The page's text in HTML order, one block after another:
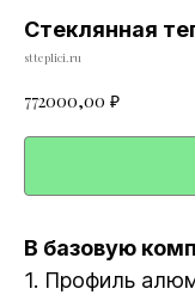
Стеклянная
stteplici.ru
772000,00 ₽
В базовую
1. Профиль